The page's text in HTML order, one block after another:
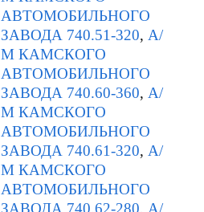
АВТОМОБИЛЬНОГО
ЗАВОДА 740.51-320, А/
М КАМСКОГО
АВТОМОБИЛЬНОГО
ЗАВОДА 740.60-360, А/
М КАМСКОГО
АВТОМОБИЛЬНОГО
ЗАВОДА 740.61-320, А/
М КАМСКОГО
АВТОМОБИЛЬНОГО
ЗАВОДА 740.62-280, А/